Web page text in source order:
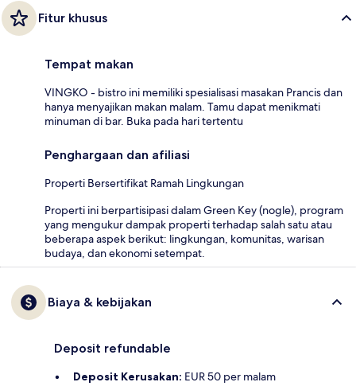
Fitur khusus
Tempat makan
VINGKO - bistro ini memiliki spesialisasi masakan Prancis dan
hanya menyajikan makan malam. Tamu dapat menikmati
minuman di bar. Buka pada hari tertentu
Penghargaan dan afiliasi
Properti Bersertifikat Ramah Lingkungan
Properti ini berpartisipasi dalam Green Key (nogle), program
yang mengukur dampak properti terhadap salah satu atau
beberapa aspek berikut: lingkungan, komunitas, warisan
budaya, dan ekonomi setempat.
Biaya & kebijakan
Deposit refundable
Deposit Kerusakan: EUR 50 per malam